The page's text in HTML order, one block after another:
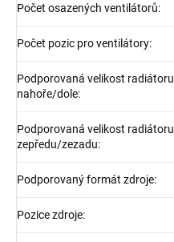
Počet osazených ventilátorů:
Počet pozic pro ventilátory:
Podporovaná velikost radiátoru
nahoře/dole:
Podporovaná velikost radiátoru
zepředu/zezadu:
Podporovaný formát zdroje:
Pozice zdroje: